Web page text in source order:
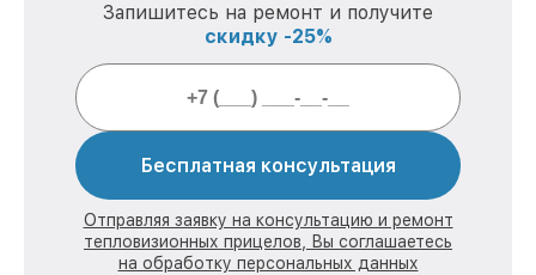
Запишитесь на ремонт и получите
скидку -25%
Бесплатная консультация
Отправляя заявку на консультацию и ремонт
тепловизионных прицелов, Вы соглашаетесь
на обработку персональных данных